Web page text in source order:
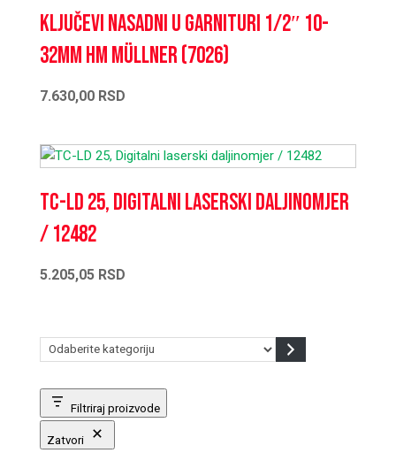
Ključevi nasadni u garnituri 1/2″ 10-
32mm HM Müllner (7026)
7.630,00 RSD
TC-LD 25, Digitalni laserski daljinomjer
/ 12482
5.205,05 RSD
Odaberite
Filtriraj proizvode
Zatvori